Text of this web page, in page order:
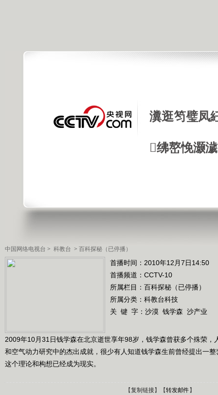
瀵逛笉璧凤
绋嶅悗灏
中国网络电视台 > 科教台 > 百科探秘（已停播）
首播时间：2010年12月7日14:50
首播频道： CCTV-10
所属栏目： 百科探秘（已停播）
所属分类：科教台科技
关 键 字： 沙漠 钱学森 沙产业
2009年10月31日钱学森在北京逝世享年98岁，钱学森曾获多个殊荣，
和空气动力研究中的杰出成就，很少有人知道钱学森生前曾经提出一
这个理论和构想已经成为现实。
【复制链接】【转发邮件 】